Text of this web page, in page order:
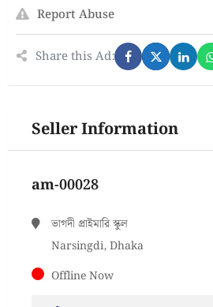
Report Abuse
Share this Ad:
Seller Information
am-00028
ভাগদী প্রাইমারি স্কুল
Narsingdi, Dhaka
Offline Now